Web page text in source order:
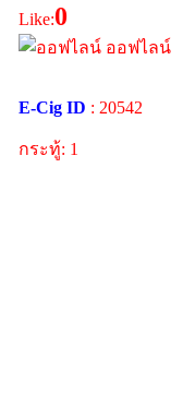
Like:0
ออฟไลน์
E-Cig ID : 20542
กระทู้: 1